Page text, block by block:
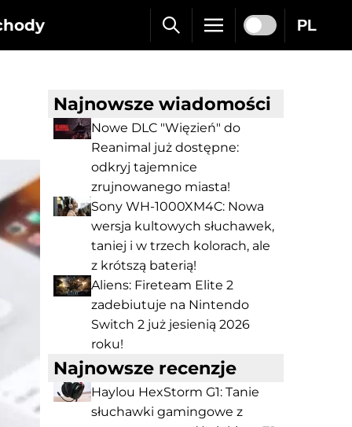
PL
Najnowsze wiadomości
Nowe DLC "Więzień" do
Reanimal już dostępne:
odkryj tajemnice
zrujnowanego miasta!
Sony WH-1000XM4C: Nowa
wersja kultowych słuchawek,
taniej i w trzech kolorach, ale
z krótszą baterią!
Aliens: Fireteam Elite 2
zadebiutuje na Nintendo
Switch 2 już jesienią 2026
roku!
Najnowsze recenzje
Haylou HexStorm G1: Tanie
słuchawki gamingowe z